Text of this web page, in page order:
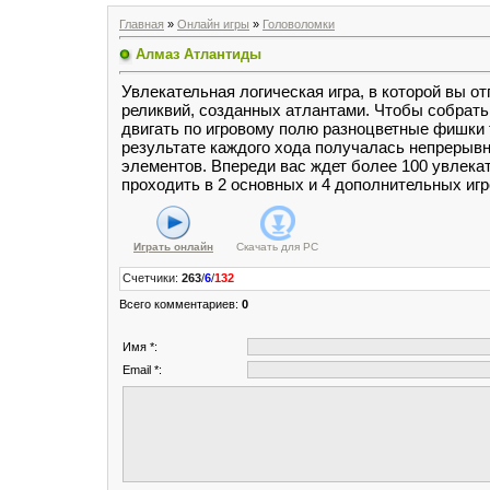
Главная » Онлайн игры » Головоломки
Алмаз Атлантиды
Увлекательная логическая игра, в которой вы
реликвий, созданных атлантами. Чтобы
двигать по игровому полю разноцветные
результате каждого хода получалась
элементов. Впереди вас ждет более 100
проходить в 2 основных и 4 дополнительных
Играть онлайн Скачать для PC
Счетчики: 263/6/132
Всего комментариев: 0
Имя *:
Email *: